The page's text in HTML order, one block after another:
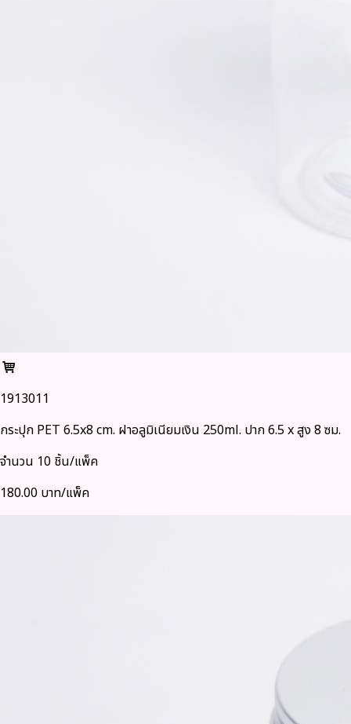
1913011
กระปุก PET 6.5x8 cm. ฝาอลูมิเนียมเงิน 250ml. ปาก 6.5 x สูง 8 ซม.
จำนวน 10 ชิ้น/แพ็ค
180.00 บาท/แพ็ค